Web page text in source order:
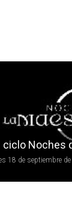
Noches
18 de septiembre